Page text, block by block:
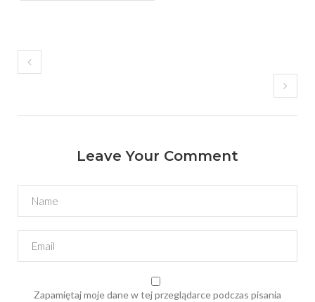
Leave Your Comment
Zapamiętaj moje dane w tej przeglądarce podczas pisania